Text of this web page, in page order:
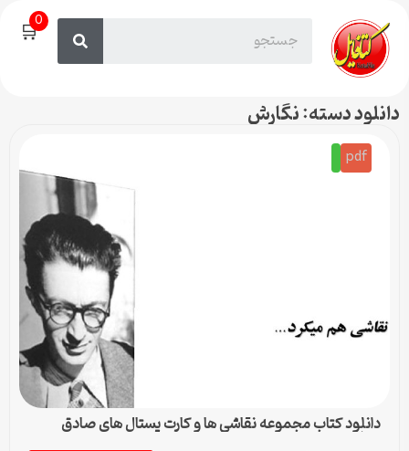
🛒0
دانلود دسته: نگارش
pdf
دانلود کتاب مجموعه نقاشی ها و کارت پستال های صادق
هدایت